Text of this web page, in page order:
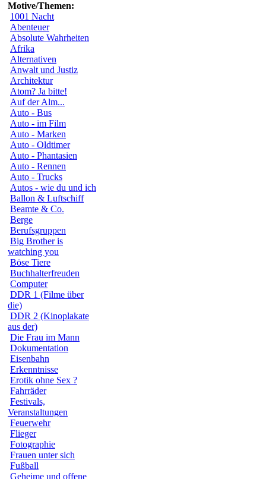
Motive/Themen:
1001 Nacht
Abenteuer
Absolute Wahrheiten
Afrika
Alternativen
Anwalt und Justiz
Architektur
Atom? Ja bitte!
Auf der Alm...
Auto - Bus
Auto - im Film
Auto - Marken
Auto - Oldtimer
Auto - Phantasien
Auto - Rennen
Auto - Trucks
Autos - wie du und ich
Ballon & Luftschiff
Beamte & Co.
Berge
Berufsgruppen
Big Brother is
watching you
Böse Tiere
Buchhalterfreuden
Computer
DDR 1 (Filme über
die)
DDR 2 (Kinoplakate
aus der)
Die Frau im Mann
Dokumentation
Eisenbahn
Erkenntnisse
Erotik ohne Sex ?
Fahrräder
Festivals,
Veranstaltungen
Feuerwehr
Flieger
Fotographie
Frauen unter sich
Fußball
Geheime und offene